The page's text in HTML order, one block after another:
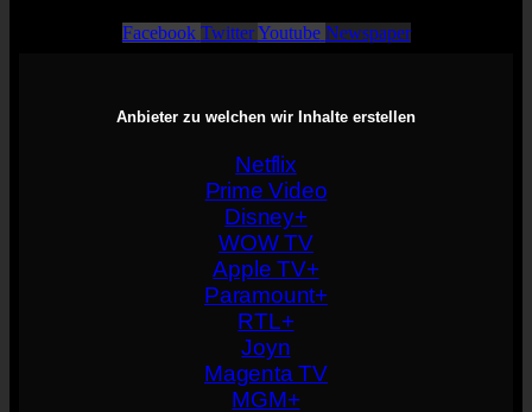
Facebook Twitter Youtube Newspaper
Anbieter zu welchen wir Inhalte erstellen
Netflix
Prime Video
Disney+
WOW TV
Apple TV+
Paramount+
RTL+
Joyn
Magenta TV
MGM+